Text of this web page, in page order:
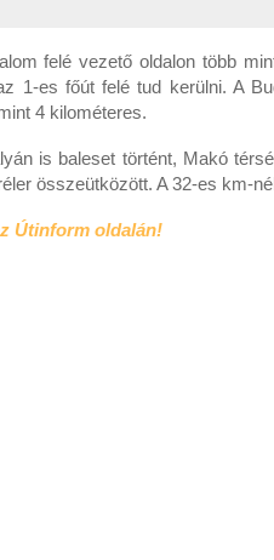
felé vezető oldalon több
1-es főút felé tud kerülni. A
4 kilométeres.
is baleset történt, Makó
összeütközött. A 32-es km-
Útinform oldalán!